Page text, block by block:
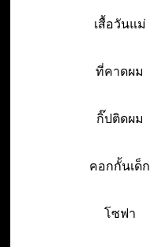
เสื้อวันแม่
ที่คาดผม
กิ๊ปติดผม
คอกกั้นเด็ก
โซฟา